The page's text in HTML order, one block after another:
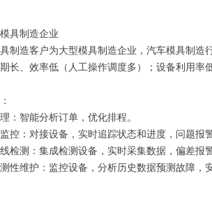
具制造企业
具制造 客户为大型模具制造企业，汽车模具制造
期长、效率低（人工操作调度多）；设备利用
：
：智能分析订单，优化排程。
控：对接设备，实时追踪状态和进度，问题报
检测：集成检测设备，实时采集数据，偏差报
性维护：监控设备，分析历史数据预测故障，